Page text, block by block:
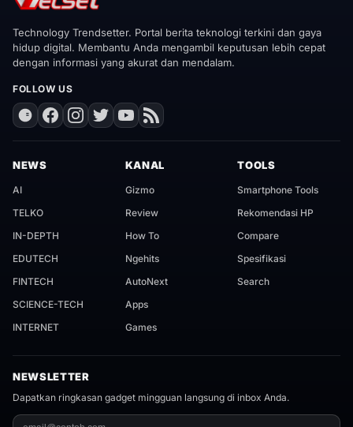
Technology Trendsetter. Portal berita teknologi terkini dan gaya
hidup digital. Membantu Anda mengambil keputusan lebih cepat
dengan informasi yang akurat dan mendalam.
FOLLOW US
NEWS
AI
TELKO
IN-DEPTH
EDUTECH
FINTECH
SCIENCE-TECH
INTERNET
KANAL
Gizmo
Review
How To
Ngehits
AutoNext
Apps
Games
TOOLS
Smartphone Tools
Rekomendasi HP
Compare
Spesifikasi
Search
NEWSLETTER
Dapatkan ringkasan gadget mingguan langsung di inbox Anda.